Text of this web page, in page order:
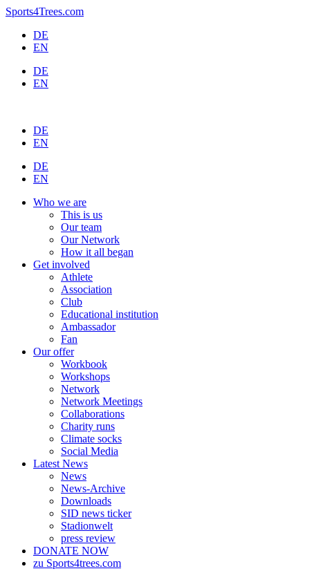
Skip
content
Sports4Trees.com
DE
EN
DE
EN
DE
EN
DE
EN
Who we are
This is us
Our team
Our Network
How it all began
Get involved
Athlete
Association
Club
Educational institution
Ambassador
Fan
Our offer
Workbook
Workshops
Network
Network Meetings
Collaborations
Charity runs
Climate socks
Social Media
Latest News
News
News-Archive
Downloads
SID news ticker
Stadionwelt
press review
DONATE NOW
zu Sports4trees.com